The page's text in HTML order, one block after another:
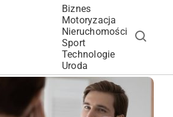
Biznes
Motoryzacja
Nieruchomości
Sport
Technologie
Uroda
ARTYKUŁY